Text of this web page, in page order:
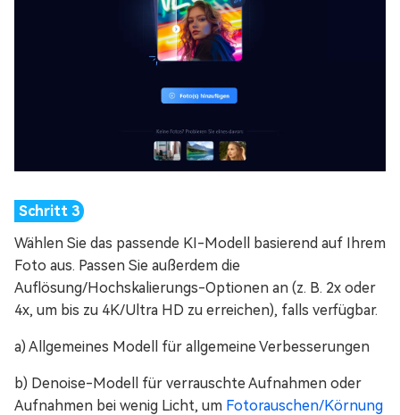
Wählen Sie das passende KI-Modell basierend auf Ihrem
Foto aus. Passen Sie außerdem die
Auflösung/Hochskalierungs-Optionen an (z. B. 2x oder
4x, um bis zu 4K/Ultra HD zu erreichen), falls verfügbar.
a) Allgemeines Modell für allgemeine Verbesserungen
b) Denoise-Modell für verrauschte Aufnahmen oder
Aufnahmen bei wenig Licht, um Fotorauschen/Körnung